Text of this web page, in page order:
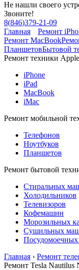
Не нашли своего
Звоните!
8(846)379-21-09
Главная
Ремонт
Ремонт MacBook
ПланшетовБытовой
Ремонт техники Apple
iPhone
iPad
MacBook
iMac
Ремонт мобильной
Телефонов
Ноутбуков
Планшетов
Ремонт бытовой
Стиральных
Холодильников
Телевизоров
Кофемашин
Морозильных
Сушильных
Главная › Ремонт
Ремонт Tesla Nautilus